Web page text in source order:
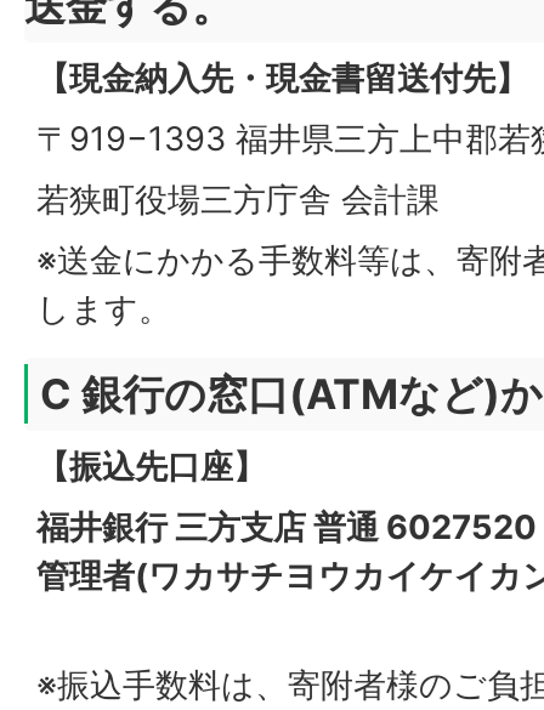
【現金納入先・現金書留送付先】
〒919−1393 福井県三方上中郡若
若狭町役場三方庁舎 会計課
※送金にかかる手数料等は、寄附
します。
C 銀行の窓口(ATMなど)
【振込先口座】
福井銀行 三方支店 普通 6027520
管理者(ワカサチヨウカイケイカ
※振込手数料は、寄附者様のご負